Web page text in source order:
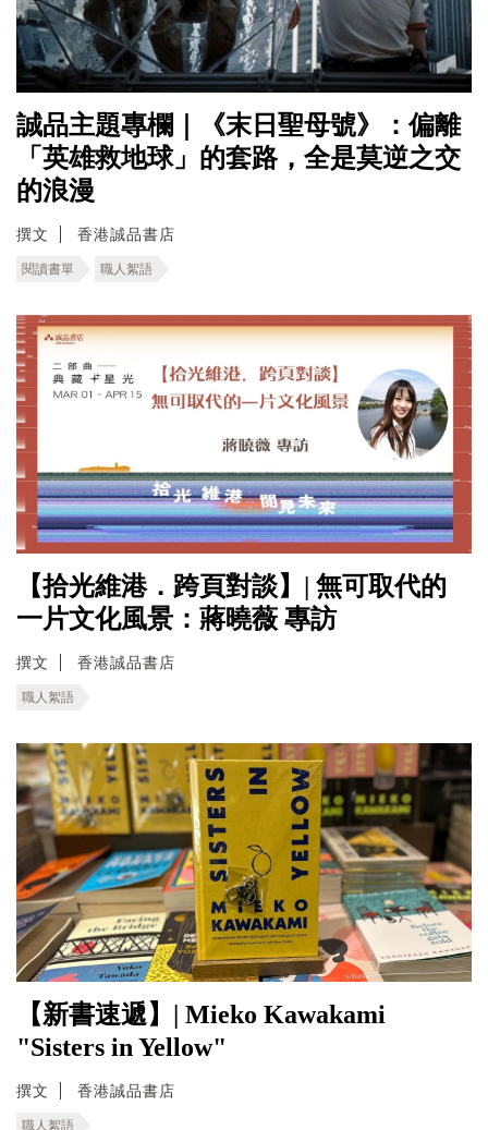
誠品主題專欄｜《末日聖母號》：偏離
「英雄救地球」的套路，全是莫逆之交
的浪漫
撰文 香港誠品書店
閱讀書單 職人絮語
【拾光維港．跨頁對談】| 無可取代的
一片文化風景：蔣曉薇 專訪
撰文 香港誠品書店
職人絮語
【新書速遞】| Mieko Kawakami
"Sisters in Yellow"
撰文 香港誠品書店
職人絮語